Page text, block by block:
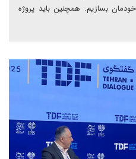
بسازیم. همچنین باید پروژه